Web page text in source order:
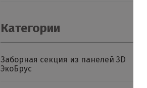
Категории
Заборная секция из панелей 3D
ЭкоБрус